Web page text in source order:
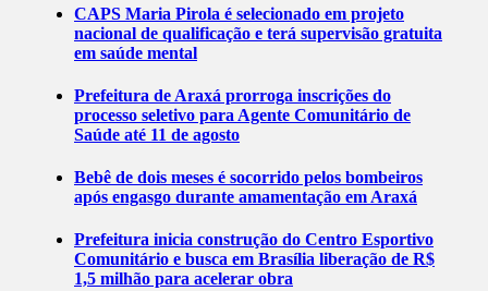
CAPS Maria Pirola é selecionado em projeto
nacional de qualificação e terá supervisão gratuita
em saúde mental
Prefeitura de Araxá prorroga inscrições do
processo seletivo para Agente Comunitário de
Saúde até 11 de agosto
Bebê de dois meses é socorrido pelos bombeiros
após engasgo durante amamentação em Araxá
Prefeitura inicia construção do Centro Esportivo
Comunitário e busca em Brasília liberação de R$
1,5 milhão para acelerar obra